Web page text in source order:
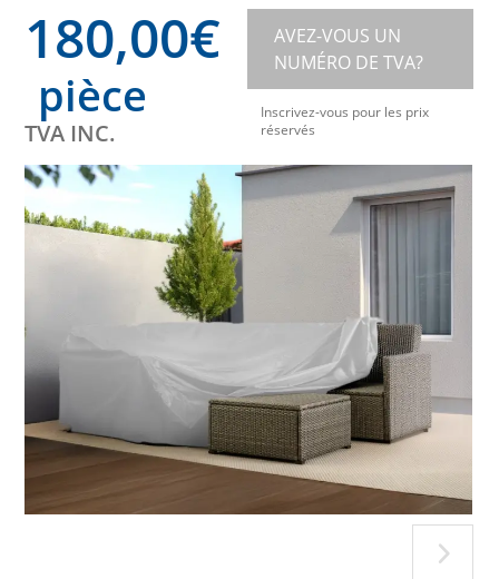
180,00€
pièce
TVA INC.
AVEZ-VOUS UN
NUMÉRO DE TVA?
Inscrivez-vous pour les prix
réservés